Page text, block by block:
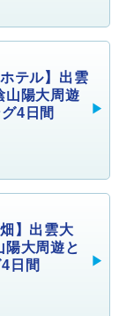
テル】出雲
山陽大周遊
4日間
】出雲大
陽大周遊と
日間